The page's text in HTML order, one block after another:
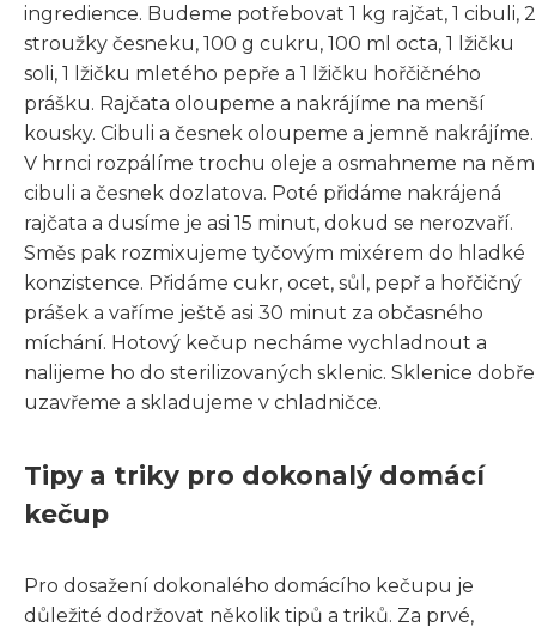
ingredience. Budeme potřebovat 1 kg rajčat, 1 cibuli, 2
stroužky česneku, 100 g cukru, 100 ml octa, 1 lžičku
soli, 1 lžičku mletého pepře a 1 lžičku hořčičného
prášku. Rajčata oloupeme a nakrájíme na menší
kousky. Cibuli a česnek oloupeme a jemně nakrájíme.
V hrnci rozpálíme trochu oleje a osmahneme na něm
cibuli a česnek dozlatova. Poté přidáme nakrájená
rajčata a dusíme je asi 15 minut, dokud se nerozvaří.
Směs pak rozmixujeme tyčovým mixérem do hladké
konzistence. Přidáme cukr, ocet, sůl, pepř a hořčičný
prášek a vaříme ještě asi 30 minut za občasného
míchání. Hotový kečup necháme vychladnout a
nalijeme ho do sterilizovaných sklenic. Sklenice dobře
uzavřeme a skladujeme v chladničce.
Tipy a triky pro dokonalý domácí
kečup
Pro dosažení dokonalého domácího kečupu je
důležité dodržovat několik tipů a triků. Za prvé,